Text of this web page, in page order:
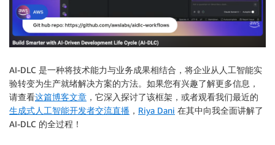
AI-DLC 是一种将技术能力与业务成果相结合，将企业从人工智能实
验转变为生产就绪解决方案的方法。如果您有兴趣了解更多信息，
请查看这篇博客文章 ，它深入探讨了该框架，或者观看我们最近的
生成式人工智能开发者交流直播 ， Riya Dani 在其中向我全面讲解了
AI-DLC 的全过程！